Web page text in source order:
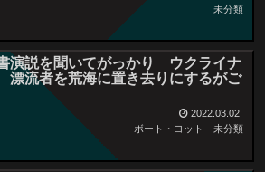
未分類
演説を聞いてがっかり ウクライナ
流者を荒海に置き去りにするがご
2022.03.02
ボート・ヨット
未分類